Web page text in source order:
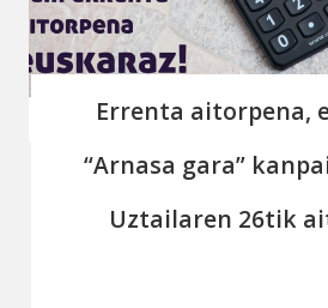
Errenta aitorpena,
“Arnasa gara”
Uztailaren 26tik
udalekuak berriz